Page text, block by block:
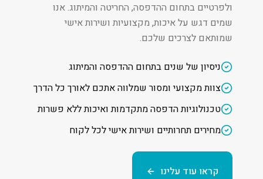
ולפרטיים בתחום ההדפסה, החריטה והמיתוג. אנו
שמים דגש על איכות, מקצועיות ושירות אישי
שמותאם לצרכים שלכם.
ניסיון של שנים בתחום ההדפסה והמיתוג
צוות מקצועי ומסור שמלווה אתכם לאורך כל הדרך
טכנולוגיות הדפסה מתקדמות ואיכות ללא פשרות
מחירים תחרותיים ושירות אישי לכל לקוח
קראו עוד עלינו